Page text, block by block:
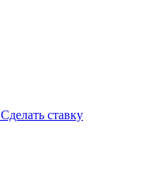
Сделать ставку